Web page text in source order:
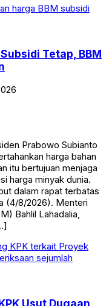
Tetap, BBM
Prabowo Subianto
harga bahan
itu bertujuan menjaga
harga minyak dunia.
dalam rapat terbatas
(4/8/2026). Menteri
Bahlil Lahadalia,
Usut Dugaan